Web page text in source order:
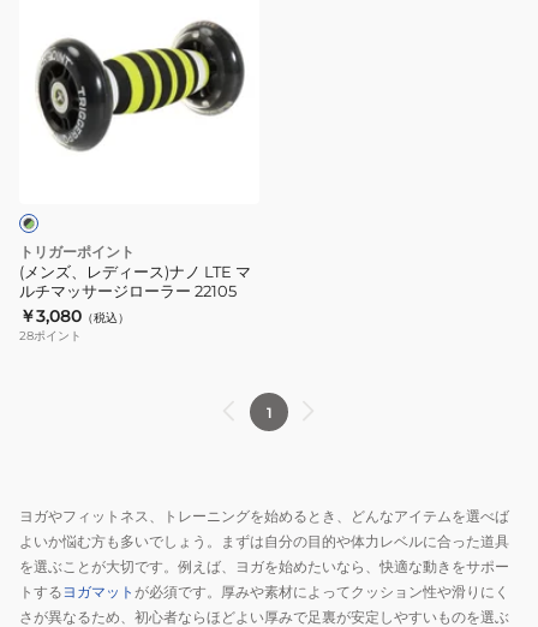
ナ
ノ
LTE
マ
ル
ロ
ー
ラ
ー
トリガーポイント
(メンズ、レディース)ナノ LTE マ
ルチマッサージローラー 22105
￥3,080 （税込）
28ポイント
1
ヨガやフィットネス、トレーニングを始めるとき、どんなアイテムを選べば
よいか悩む方も多いでしょう。まずは自分の目的や体力レベルに合った道具
を選ぶことが大切です。例えば、ヨガを始めたいなら、快適な動きをサポー
トするヨガマット が必須です。厚みや素材によってクッション性や滑りにく
さが異なるため、初心者ならほどよい厚みで足裏が安定しやすいものを選ぶ